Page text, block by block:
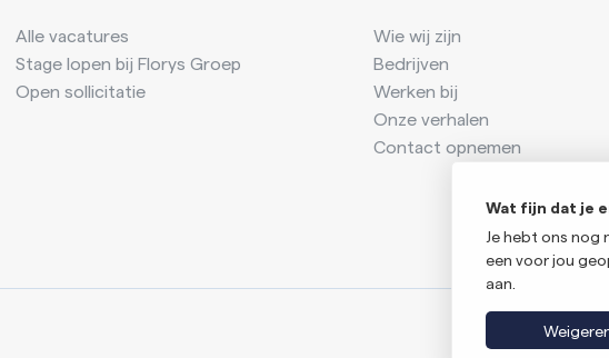
Alle vacatures
Stage lopen bij Florys Groep
Open sollicitatie
Wie wij zijn
Bedrijven
Werken bij
Onze verhalen
Contact opnemen
Algemene
Wat fijn dat je
Je hebt ons nog
een voor jou
aan.